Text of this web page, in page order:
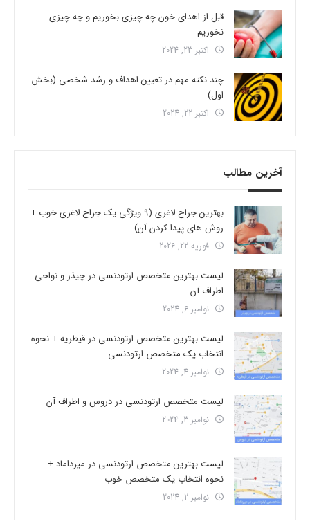
قبل از اهدای خون چه چیزی بخوریم و چه چیزی
نخوریم
اکتبر 23, 2024
چند نکته مهم در تعیین اهداف و رشد شخصی (بخش
اول)
اکتبر 22, 2024
آخرین مطالب
بهترین جراح لاغری (9 ویژگی یک جراح لاغری خوب +
روش های پیدا کردن آن)
فوریه 22, 2026
لیست بهترین متخصص ارتودنسی در چیذر و نواحی
اطراف آن
نوامبر 6, 2024
لیست بهترین متخصص ارتودنسی در قیطریه + نحوه
انتخاب یک متخصص ارتودنسی
نوامبر 4, 2024
لیست متخصص ارتودنسی در دروس و اطراف آن
نوامبر 3, 2024
لیست بهترین متخصص ارتودنسی در میرداماد +
نحوه انتخاب یک متخصص خوب
نوامبر 2, 2024